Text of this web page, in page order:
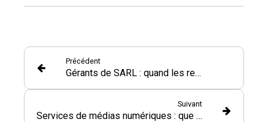
Précédent
Gérants de SARL : quand les remboursements de frais font débat !
Suivant
Services de médias numériques : que faire des données des clients inactifs ?